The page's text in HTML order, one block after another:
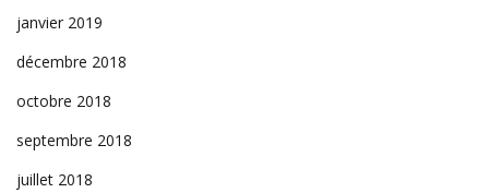
janvier 2019
décembre 2018
octobre 2018
septembre 2018
juillet 2018